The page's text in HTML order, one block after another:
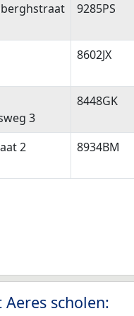
9285PS
8602JX
3
8448GK
2 8934BM
scholen: